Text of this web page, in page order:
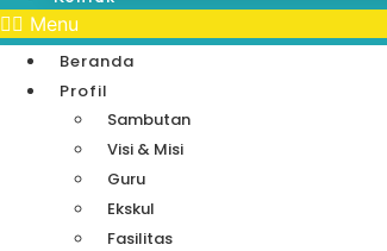
Menu
Beranda
Profil
Sambutan
Visi & Misi
Guru
Ekskul
Fasilitas